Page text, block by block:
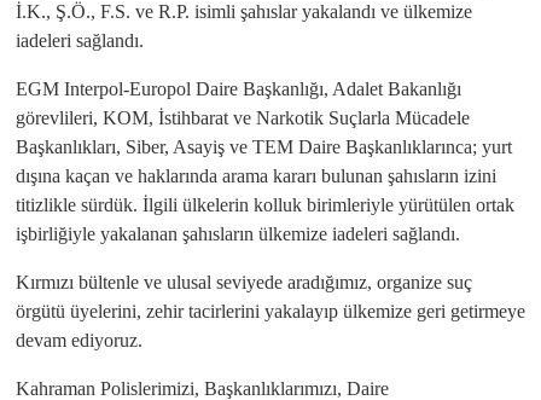
İ.K., Ş.Ö., F.S. ve R.P. isimli şahıslar yakalandı ve ülkemize
iadeleri sağlandı.
EGM Interpol-Europol Daire Başkanlığı, Adalet Bakanlığı
görevlileri, KOM, İstihbarat ve Narkotik Suçlarla Mücadele
Başkanlıkları, Siber, Asayiş ve TEM Daire Başkanlıklarınca; yurt
dışına kaçan ve haklarında arama kararı bulunan şahısların izini
titizlikle sürdük. İlgili ülkelerin kolluk birimleriyle yürütülen ortak
işbirliğiyle yakalanan şahısların ülkemize iadeleri sağlandı.
Kırmızı bültenle ve ulusal seviyede aradığımız, organize suç
örgütü üyelerini, zehir tacirlerini yakalayıp ülkemize geri getirmeye
devam ediyoruz.
Kahraman Polislerimizi, Başkanlıklarımızı, Daire